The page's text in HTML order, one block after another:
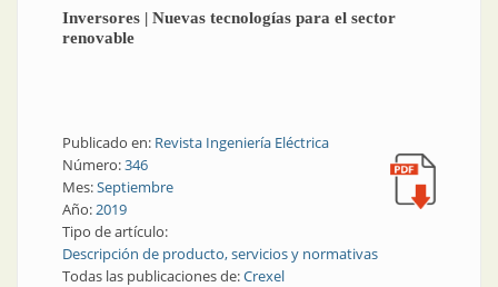
Inversores | Nuevas tecnologías para el sector
renovable
Publicado en: Revista Ingeniería Eléctrica
Número:346
Mes:Septiembre
Año:2019
Tipo de artículo:
Descripción de producto, servicios y normativas
Todas las publicaciones de:Crexel